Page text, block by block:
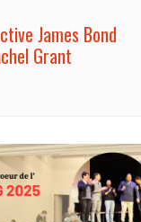
James Bond
Grant